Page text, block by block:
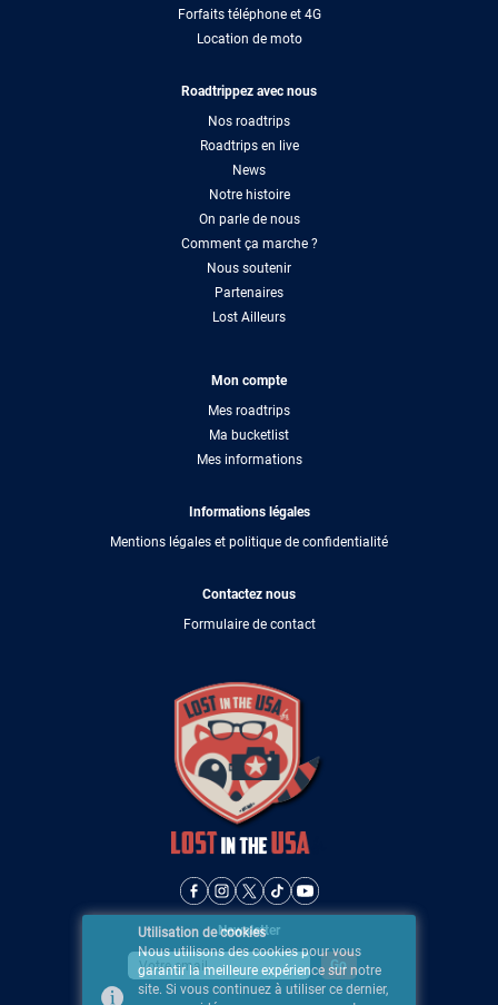
Forfaits téléphone et 4G
Location de moto
Roadtrippez avec nous
Nos roadtrips
Roadtrips en live
News
Notre histoire
On parle de nous
Comment ça marche ?
Nous soutenir
Partenaires
Lost Ailleurs
Mon compte
Mes roadtrips
Ma bucketlist
Mes informations
Informations légales
Mentions légales et politique de confidentialité
Contactez nous
Formulaire de contact
Newsletter
Utilisation de cookies
Nous utilisons des cookies pour vous
garantir la meilleure expérience sur notre
site. Si vous continuez à utiliser ce dernier,